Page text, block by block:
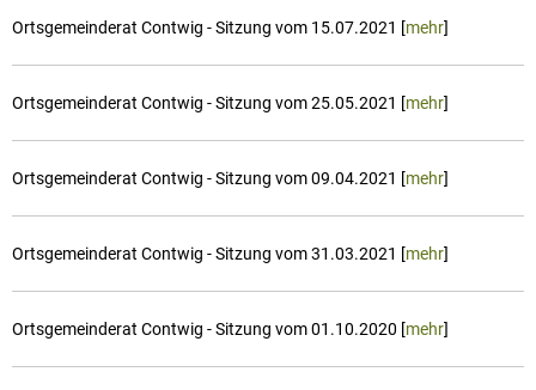
Ortsgemeinderat Contwig - Sitzung vom 15.07.2021 [mehr]
Ortsgemeinderat Contwig - Sitzung vom 25.05.2021 [mehr]
Ortsgemeinderat Contwig - Sitzung vom 09.04.2021 [mehr]
Ortsgemeinderat Contwig - Sitzung vom 31.03.2021 [mehr]
Ortsgemeinderat Contwig - Sitzung vom 01.10.2020 [mehr]